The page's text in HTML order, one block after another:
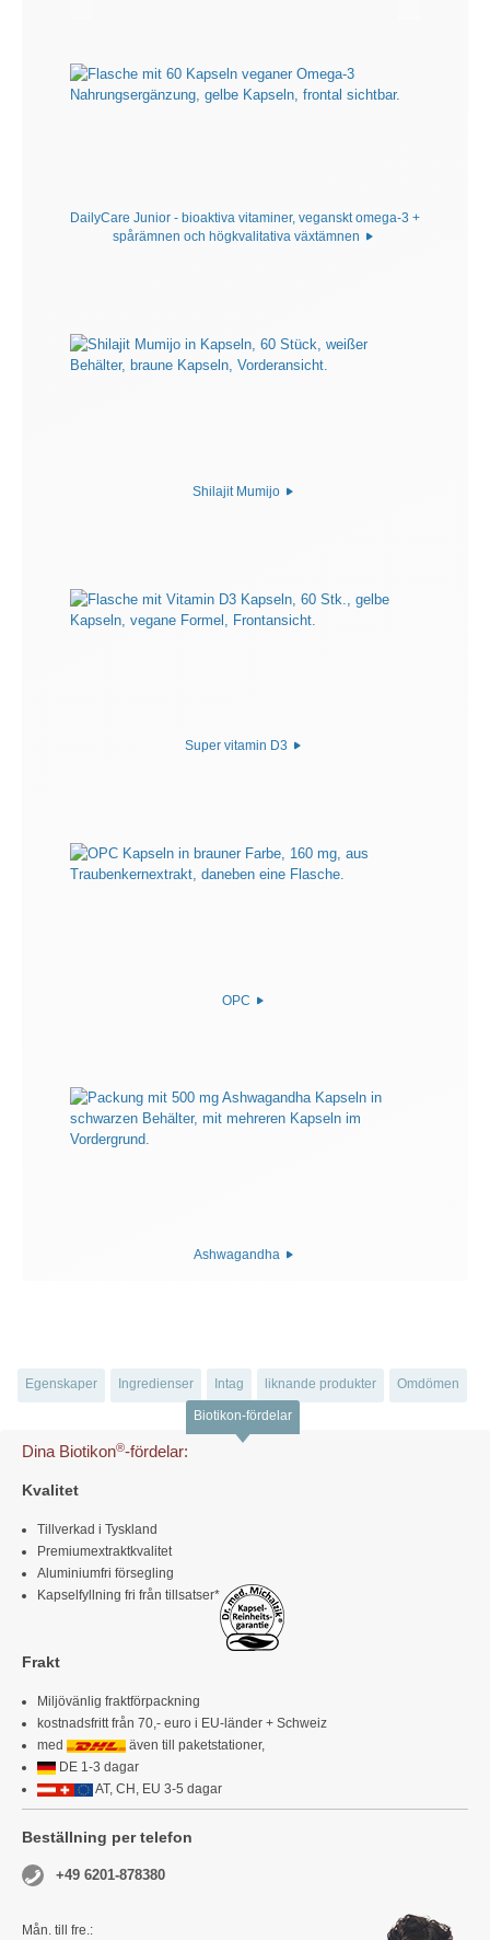
DailyCare Junior - bioaktiva vitaminer, veganskt omega-3 +
spårämnen och högkvalitativa växtämnen
Shilajit Mumijo
Super vitamin D3
OPC
Ashwagandha
Egenskaper Ingredienser Intag liknande produkter Omdömen
Biotikon-fördelar
Dina Biotikon®-fördelar:
Kvalitet
Tillverkad i Tyskland
Premiumextraktkvalitet
Aluminiumfri försegling
Kapselfyllning fri från tillsatser*
Frakt
Miljövänlig fraktförpackning
kostnadsfritt från 70,- euro i EU-länder + Schweiz
med
även till paketstationer,
DE 1-3 dagar
AT, CH, EU 3-5 dagar
Beställning per telefon
+49 6201-878380
Mån. till fre.: